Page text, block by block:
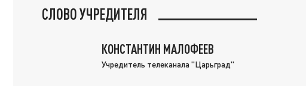
СЛОВО УЧРЕДИТЕЛЯ
КОНСТАНТИН МАЛОФЕЕВ
Учредитель телеканала "Царьград"